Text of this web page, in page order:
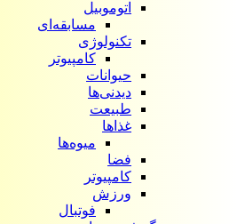
اتوموبیل
مسابقه‌ای
تکنولوژی
کامپیوتر
حیوانات
دیدنی‌ها
طبیعت
غذاها
میوه‌ها
فضا
کامپیوتر
ورزش
فوتبال